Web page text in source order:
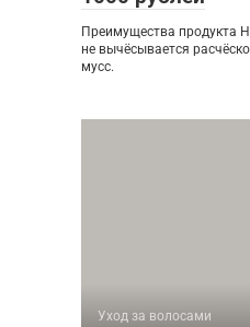
Преимущества продукта
не вычёсывается
мусс.
Уход за волосами